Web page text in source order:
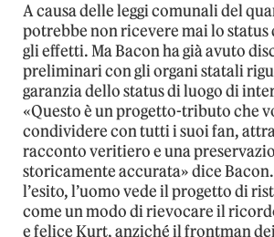
A causa delle leggi comunali del
potrebbe non ricevere mai lo status
gli effetti. Ma Bacon ha già avuto
preliminari con gli organi statali
garanzia dello status di luogo di
«Questo è un progetto-tributo che
condividere con tutti i suoi fan,
racconto veritiero e una
storicamente accurata» dice
l’esito, l’uomo vede il progetto di
come un modo di rievocare il
e felice Kurt, anziché il frontman